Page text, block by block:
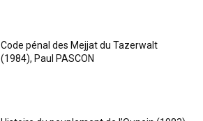
Code pénal des Mejjat du Tazerwalt
(1984), Paul PASCON